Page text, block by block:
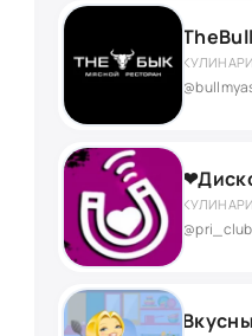
@pri_club